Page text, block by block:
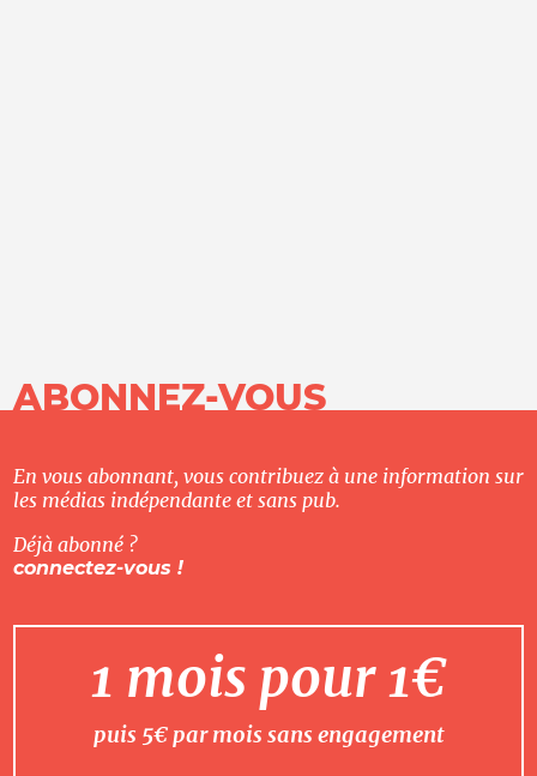
ABONNEZ-VOUS
En vous abonnant, vous contribuez à une information sur
les médias indépendante et sans pub.
Déjà abonné ?
connectez-vous !
1 mois pour 1€
puis 5€ par mois sans engagement